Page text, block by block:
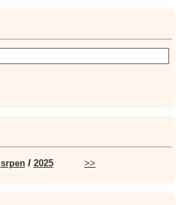
srpen/ 2025 >>